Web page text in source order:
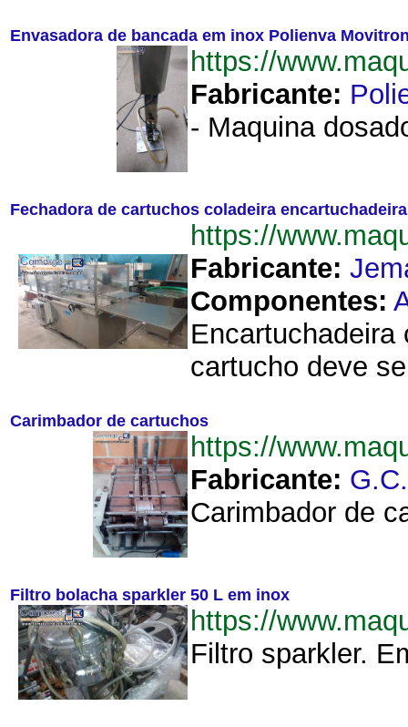
Envasadora de bancada em inox Polienva
https://
Fabricante:
- Maquina
Fechadora de cartuchos coladeira
https://
Fabricante:
Componentes:
cartucho deve
Carimbador de cartuchos
https://
Fabricante:
Carimbador de
Filtro bolacha sparkler 50 L em inox
https://
Filtro sparkler.